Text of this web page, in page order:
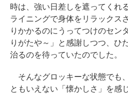
時は、強い日差しを遮ってくれ
ライニングで身体をリラックス
りかかるのにうってつけのセン
りがたや～」と感謝しつつ、ひ
治るのを待っていたのでした。
そんなグロッキーな状態でも
ともいえない「懐かしさ」を感